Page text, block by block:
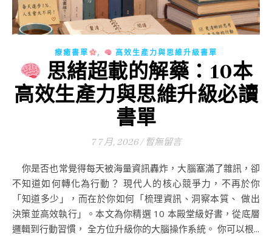
療癒書單 , 高效生產力與思維升級書單
思緒超載的解藥：10本
高效生產力與思維升級必讀
書單
7 7 月, 2026 / 暫無留言
你是否也常覺得每天被海量資訊轟炸，大腦塞滿了雜訊，卻
不知道如何轉化為行動？ 現代人的核心競爭力，不再於你
「知道多少」，而在於你如何「梳理資訊、洞察本質、 做出
決策並高效執行」。本文為你精選 10 本殿堂級好書，從底層
邏輯到行動習慣， 全方位升級你的大腦操作系統。 你可以根...